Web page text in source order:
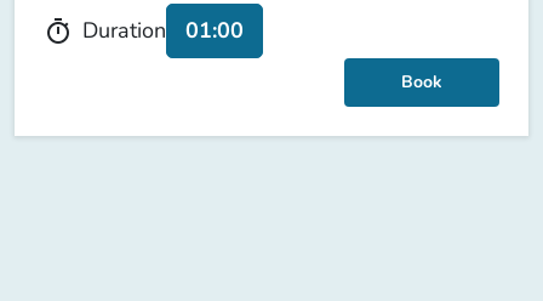
timer Duration 01:00
Book